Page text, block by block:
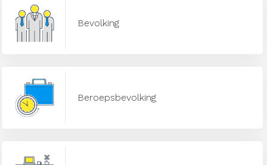
Bevolking
Beroepsbevolking